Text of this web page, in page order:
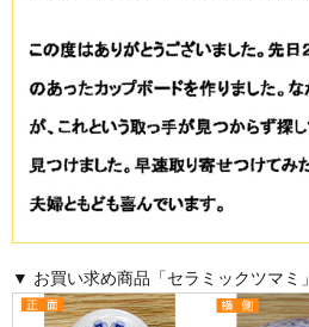
▼ お買い求め商品「セラミックツマミ」